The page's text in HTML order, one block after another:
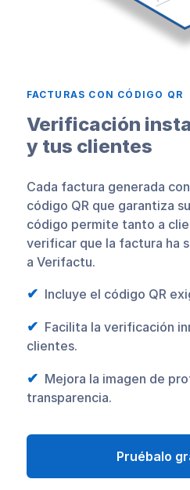
FACTURAS CON CÓDIGO QR
Verificación
y tus clientes
Cada factura generada
código QR que garantiza
código permite tanto a
verificar que la factura ha
a Verifactu.
Incluye el código QR
Facilita la verificación
clientes.
Mejora la imagen de
transparencia.
Pruébalo